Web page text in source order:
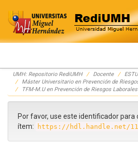
Skip
navigation
UMH: Repositorio RediUMH Docente
Máster Universitario en Prevención de
TFM-M.U en Prevención de Riesgos Laborales
Por favor, use este identificador para
ítem:
https://hdl.handle.net/